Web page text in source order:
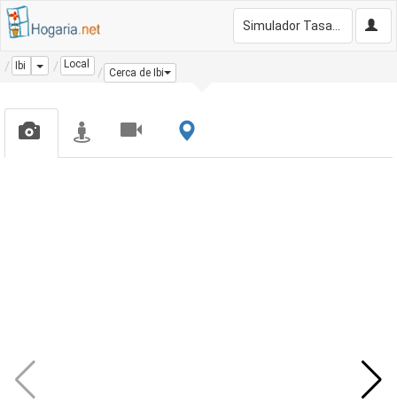
Ibi Dropdown
Local
Cerca de Ibi